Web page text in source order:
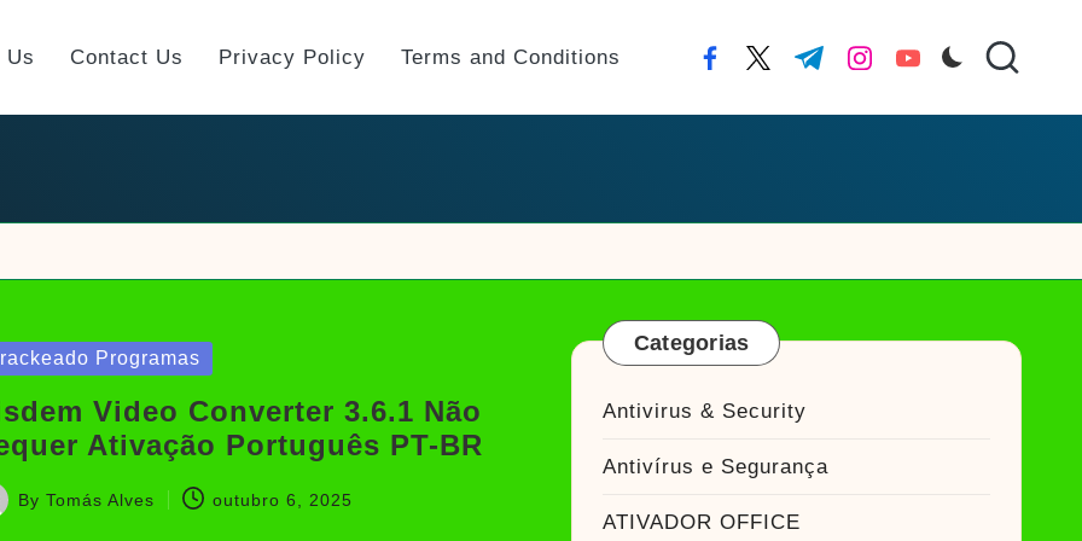
Us Contact Us Privacy Policy Terms and Conditions facebook.com
twitter.com
t.me instagram.com
youtube.com
Programas
Video Converter 3.6.1 Não
Ativação Português PT-BR
By Tomás Alves outubro 6, 2025
Categorias
Antivirus & Security
Antivírus e Segurança
ATIVADOR OFFICE